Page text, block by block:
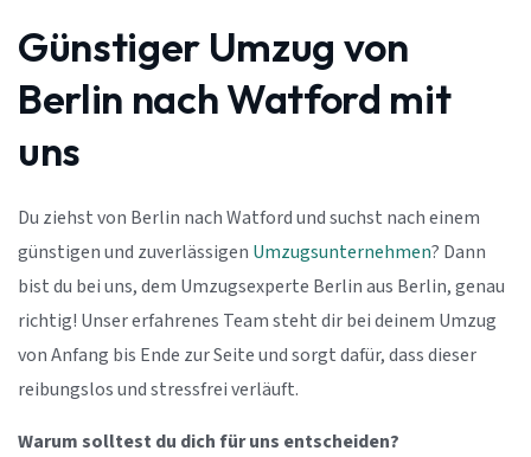
Günstiger Umzug von
Berlin nach Watford mit
uns
Du ziehst von Berlin nach Watford und suchst nach einem
günstigen und zuverlässigen Umzugsunternehmen? Dann
bist du bei uns, dem Umzugsexperte Berlin aus Berlin, genau
richtig! Unser erfahrenes Team steht dir bei deinem Umzug
von Anfang bis Ende zur Seite und sorgt dafür, dass dieser
reibungslos und stressfrei verläuft.
Warum solltest du dich für uns entscheiden?